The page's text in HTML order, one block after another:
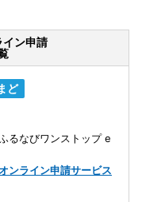
イン申請
ど
るなびワンストップ e
ンライン申請サービス